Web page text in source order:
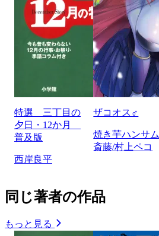
特選 三丁目の
夕日・12か月
普及版
西岸良平
ザコオス♂
焼き芋ハンサム
斎藤/村上ペコ
同じ著者の作品
もっと見る